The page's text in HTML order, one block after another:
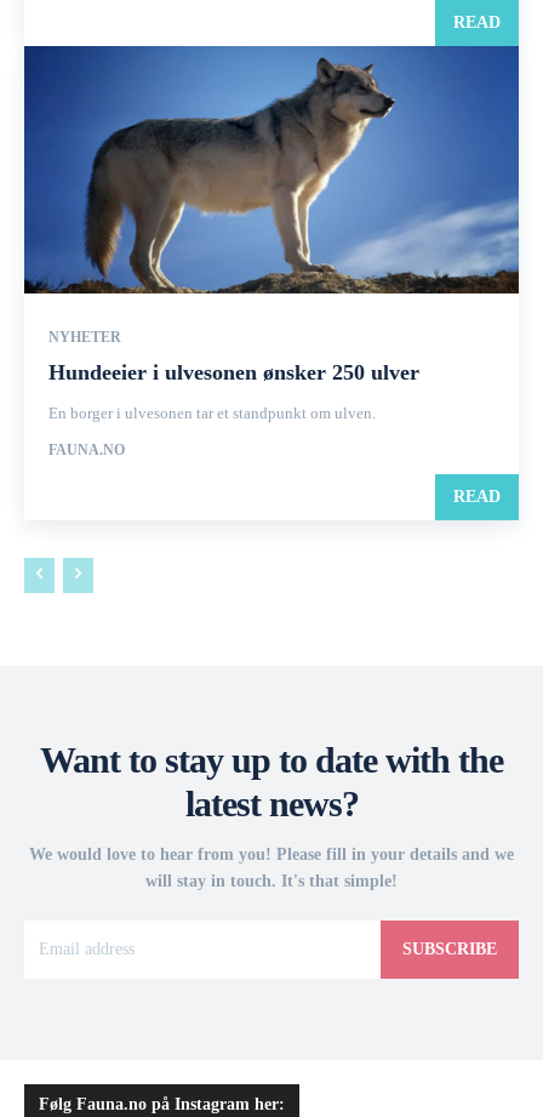
READ
NYHETER
Hundeeier i ulvesonen ønsker 250 ulver
En borger i ulvesonen tar et standpunkt om ulven.
FAUNA.NO
READ
Want to stay up to date with the
latest news?
We would love to hear from you! Please fill in your details and we
will stay in touch. It's that simple!
SUBSCRIBE
Følg Fauna.no på Instagram her: